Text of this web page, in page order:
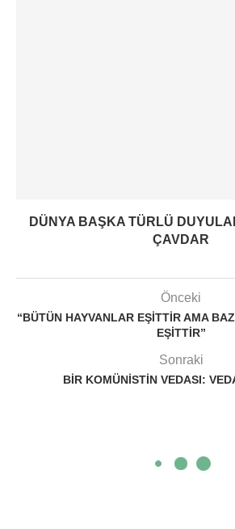
DÜNYA BAŞKA TÜRLÜ
ÇAVDAR
Önceki
“BÜTÜN HAYVANLAR EŞITTIR AMA
EŞITTIR”
Sonraki
BIR KOMÜNISTIN VEDASI: